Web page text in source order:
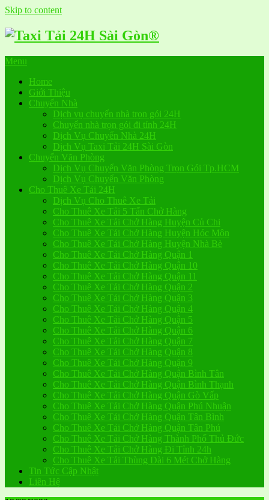
Skip to content
Menu
Home
Giới Thiệu
Chuyển Nhà
Dịch vụ chuyển nhà trọn gói 24H
Chuyển nhà trọn gói đi tỉnh 24H
Dịch Vụ Chuyển Nhà 24H
Dịch Vụ Taxi Tải 24H Sài Gòn
Chuyển Văn Phòng
Dịch Vụ Chuyển Văn Phòng Trọn Gói Tp.HCM
Dịch Vụ Chuyển Văn Phòng
Cho Thuê Xe Tải 24H
Dịch Vụ Cho Thuê Xe Tải
Cho Thuê Xe Tải 5 Tấn Chở Hàng
Cho Thuê Xe Tải Chở Hàng Huyện Củ Chi
Cho Thuê Xe Tải Chở Hàng Huyện Hóc Môn
Cho Thuê Xe Tải Chở Hàng Huyện Nhà Bè
Cho Thuê Xe Tải Chở Hàng Quận 1
Cho Thuê Xe Tải Chở Hàng Quận 10
Cho Thuê Xe Tải Chở Hàng Quận 11
Cho Thuê Xe Tải Chở Hàng Quận 2
Cho Thuê Xe Tải Chở Hàng Quận 3
Cho Thuê Xe Tải Chở Hàng Quận 4
Cho Thuê Xe Tải Chở Hàng Quận 5
Cho Thuê Xe Tải Chở Hàng Quận 6
Cho Thuê Xe Tải Chở Hàng Quận 7
Cho Thuê Xe Tải Chở Hàng Quận 8
Cho Thuê Xe Tải Chở Hàng Quận 9
Cho Thuê Xe Tải Chở Hàng Quận Bình Tân
Cho Thuê Xe Tải Chở Hàng Quận Bình Thạnh
Cho Thuê Xe Tải Chở Hàng Quận Gò Vấp
Cho Thuê Xe Tải Chở Hàng Quận Phú Nhuận
Cho Thuê Xe Tải Chở Hàng Quận Tân Bình
Cho Thuê Xe Tải Chở Hàng Quận Tân Phú
Cho Thuê Xe Tải Chở Hàng Thành Phố Thủ Đức
Cho Thuê Xe Tải Chở Hàng Đi Tỉnh 24h
Cho Thuê Xe Tải Thùng Dài 6 Mét Chở Hàng
Tin Tức Cập Nhật
Liên Hệ